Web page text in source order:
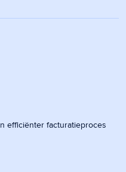
efficiënter facturatieproces